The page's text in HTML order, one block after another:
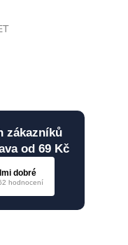
zákazníků
od 69 Kč